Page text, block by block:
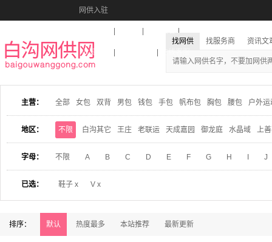
网供入驻
收藏本站
找网供 找服务商 资讯文
主营： 全部 女包 双背 男包 钱包 手包 帆布包 胸包 腰包 户外运
地区： 不限 白沟其它 王庄 老联运 天成嘉园 御龙庭 水晶域 上
字母： 不限 A B C D E F G H J
已选： 鞋子 x V x
排序： 默认 热度最多 本站推荐 最新更新